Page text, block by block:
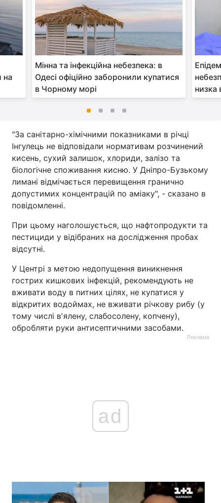
на
Мінна та інфекційна небезпека: в
Одесі офіційно заборонили купатися
в Чорному морі
низка
"За санітарно-хімічними показниками в річці
Інгулець не відповідали нормативам розчинений
кисень, сухий залишок, хлориди, залізо та
біологічне споживання кисню. У Дніпро-Бузькому
лимані відмічається перевищення гранично
допустимих концентрацій по аміаку", - сказано в
повідомленні.
При цьому наголошується, що нафтопродукти та
пестициди у відібраних на дослідження пробах
відсутні.
У Центрі з метою недопущення виникнення
гострих кишкових інфекцій, рекомендують не
вживати воду в питних цілях, не купатися у
відкритих водоймах, не вживати річкову рибу (у
тому числі в'ялену, слабосолену, копчену),
обробляти руки антисептичними засобами.
Реклама
ad